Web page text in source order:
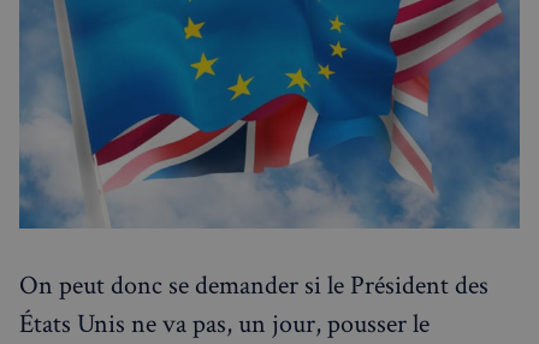
On peut donc se demander si le Président des
États Unis ne va pas, un jour, pousser le